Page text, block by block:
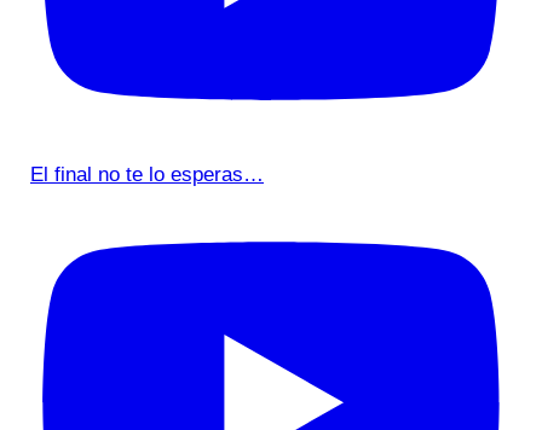
El final no te lo esperas…